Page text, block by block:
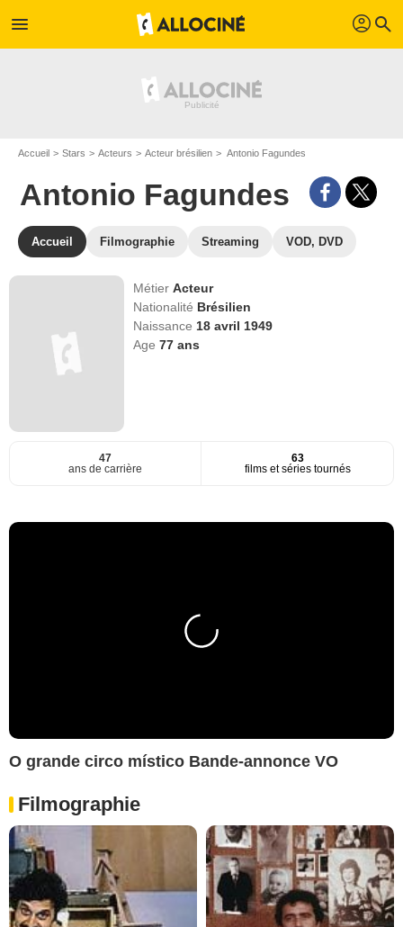
menu profil search
Accueil Stars Acteurs Acteur brésilien Antonio Fagundes
Antonio Fagundes
Accueil Filmographie Streaming VOD, DVD
MétierActeur
Nationalité Brésilien
Naissance 18 avril 1949
Age77 ans
47
ans de carrière
63
films et séries tournés
O grande circo místico Bande-annonce VO
Filmographie